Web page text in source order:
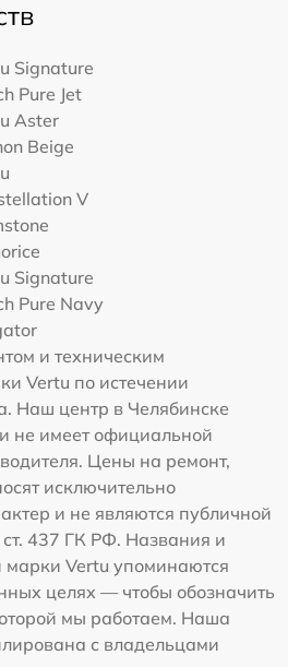
Signature
Pure Jet
Aster
Beige
V
Signature
Pure Navy
и техническим
Vertu по истечении
Наш центр в Челябинске
не имеет официальной
Цены на ремонт,
исключительно
и не являются публичной
437 ГК РФ. Названия и
марки Vertu упоминаются
целях — чтобы обозначить
мы работаем. Наша
с владельцами